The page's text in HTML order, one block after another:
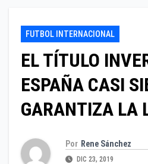
FUTBOL INTERNACIONAL
EL TÍTULO
ESPAÑA CASI
GARANTIZA LA
Por Rene Sánchez
DIC 23, 2019